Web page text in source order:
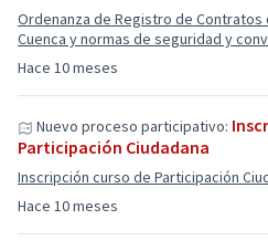
Hace 10 meses
Ordenanza de Registro de Contratos
Cuenca y normas de seguridad y
Hace 10 meses
Nuevo proceso participativo:
Participación Ciudadana
Inscripción curso de Participación